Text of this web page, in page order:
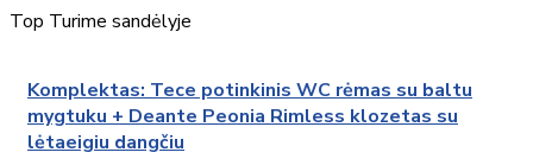
Top Turime sandėlyje
Komplektas: Tece potinkinis WC rėmas su baltu
mygtuku + Deante Peonia Rimless klozetas su
lėtaeigiu dangčiu